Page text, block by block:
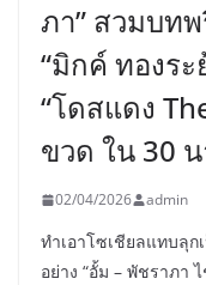
ภา” สวมบท
“มิกค์ ทองร
“โดสแดง
ขวด ใน 30
02/04/2026 admin
ทำเอาโซเชียลแทบลุก
อย่าง “อั้ม – พัชราภา